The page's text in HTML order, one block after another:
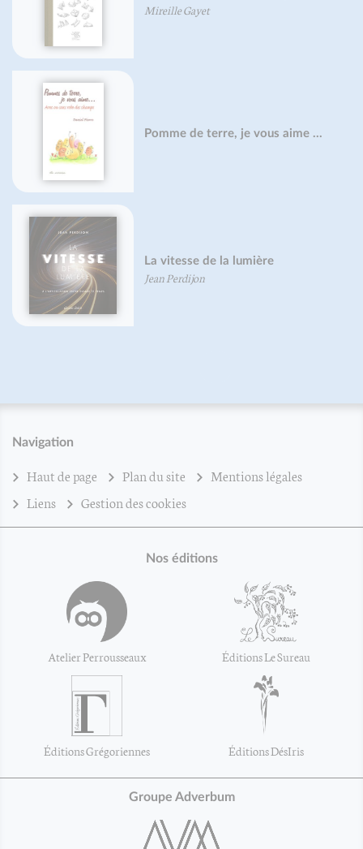
Mireille Gayet
Pomme de terre, je vous aime ...
La vitesse de la lumière
Jean Perdijon
Navigation
Haut de page Plan du site
Mentions légales
Liens
Gestion des cookies
Nos éditions
Atelier Perrousseaux Éditions Le Sureau
Éditions Grégoriennes Éditions DésIris
Groupe Adverbum